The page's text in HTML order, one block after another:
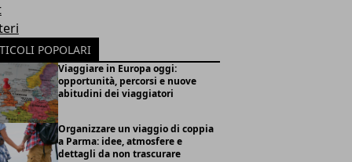
POPOLARI
Viaggiare in Europa oggi:
opportunità, percorsi e nuove
abitudini dei viaggiatori
Organizzare un viaggio di coppia
a Parma: idee, atmosfere e
dettagli da non trascurare